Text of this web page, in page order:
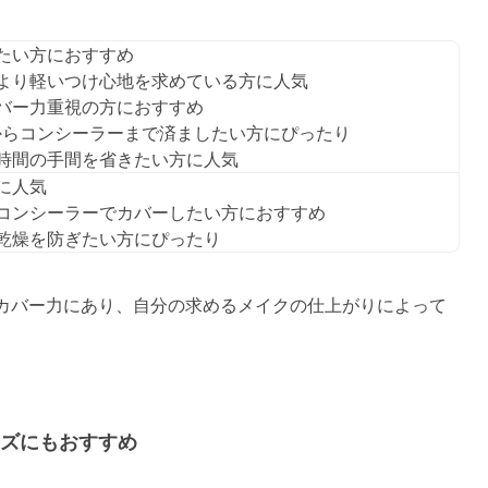
い方におすすめ
り軽いつけ心地を求めている方に人気
ー力重視の方におすすめ
コンシーラーまで済ましたい方にぴったり
間の手間を省きたい方に人気
人気
ンシーラーでカバーしたい方におすすめ
燥を防ぎたい方にぴったり
ー力にあり、自分の求めるメイクの仕上がりによって
にもおすすめ